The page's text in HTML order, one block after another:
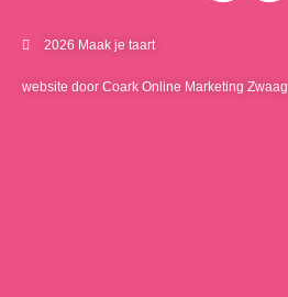
2026 Maak je taart
website door Coark Online Marketing Zwaag